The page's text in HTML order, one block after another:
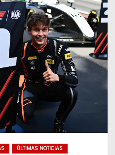
ÚLTIMAS NOTICIAS